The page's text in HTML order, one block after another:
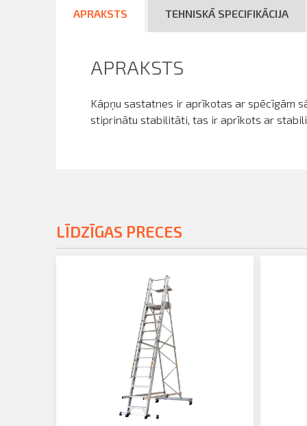
APRAKSTS TEHNISKĀ SPECIFIKĀCIJA
APRAKSTS
Kāpņu sastatnes ir aprīkotas ar spēcīgām
stiprinātu stabilitāti, tas ir aprīkots ar
LĪDZĪGAS PRECES